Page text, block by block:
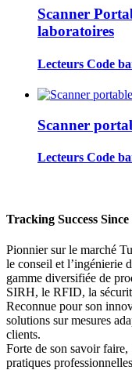
Scanner
laboratoires
Lecteurs Code
Scanner
Lecteurs Code
Tracking Success Since
Pionnier sur le marché
le conseil et l’ingénierie
gamme diversifiée de
SIRH, le RFID, la
Reconnue pour son
solutions sur mesures
clients.
Forte de son savoir
pratiques